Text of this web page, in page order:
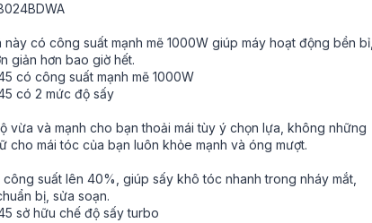
có công suất mạnh mẽ 1000W giúp máy hoạt động bền bỉ,
giản hơn bao giờ hết.
vừa và mạnh cho bạn thoải mái tùy ý chọn lựa, không những
cho mái tóc của bạn luôn khỏe mạnh và óng mượt.
suất lên 40%, giúp sấy khô tóc nhanh trong nháy mắt,
bị, sửa soạn.